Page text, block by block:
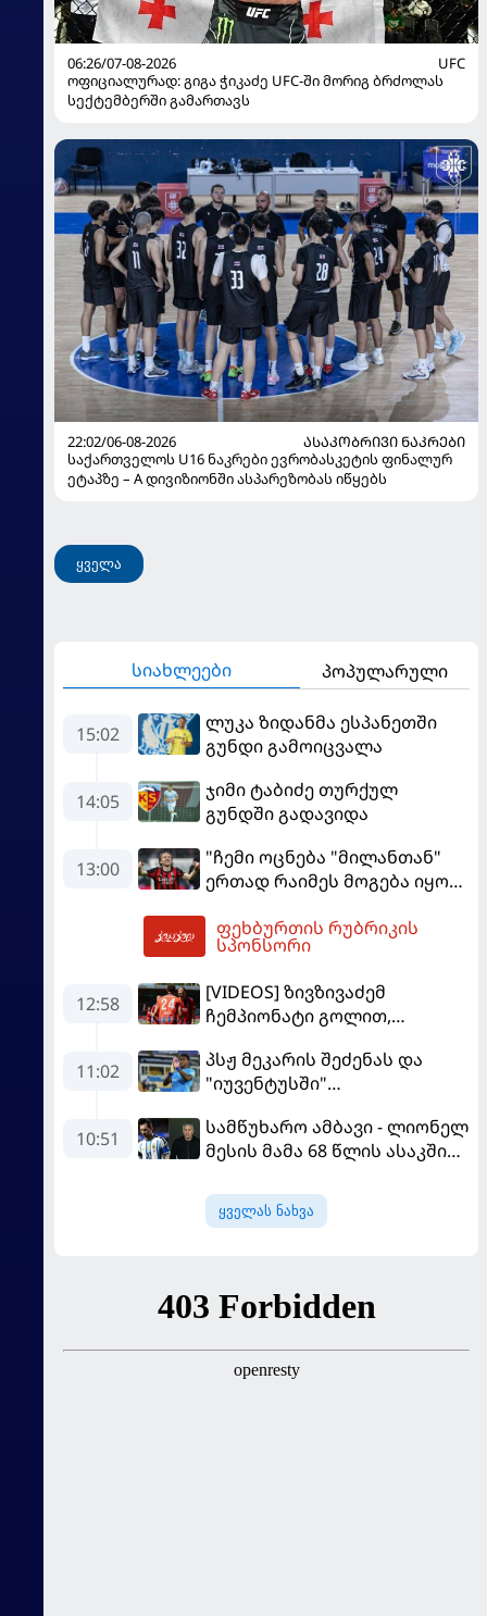
06:26/07-08-2026
UFC
ოფიციალურად: გიგა ჭიკაძე UFC-ში მორიგ ბრძოლას
სექტემბერში გამართავს
22:02/06-08-2026
ᲐᲡᲐᲙᲝᲑᲠᲘᲕᲘ ᲜᲐᲙᲠᲔᲑᲘ
საქართველოს U16 ნაკრები ევრობასკეტის ფინალურ
ეტაპზე – A დივიზიონში ასპარეზობას იწყებს
ყველა
სიახლეები პოპულარული
15:02
ლუკა ზიდანმა ესპანეთში
გუნდი გამოიცვალა
14:05
ჯიმი ტაბიძე თურქულ
გუნდში გადავიდა
13:00
"ჩემი ოცნება "მილანთან"
ერთად რაიმეს მოგება იყო" -
თავის მისიაზე ისაუბრა
ფეხბურთის რუბრიკის
სპონსორი
12:58
[VIDEOS] ზივზივაძემ
ჩემპიონატი გოლით,
გამარჯვებით დაიწყო
11:02
პსჟ მეკარის შეძენას და
"იუვენტუსში"
10:51
სამწუხარო ამბავი - ლიონელ
მესის მამა 68 წლის ასაკში
ყველას ნახვა